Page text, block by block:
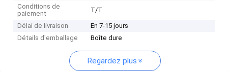
Conditions de
paiement
T/T
Délai de livraison
En 7-15 jours
Détails d'emballage
Boîte dure
Regardez plus